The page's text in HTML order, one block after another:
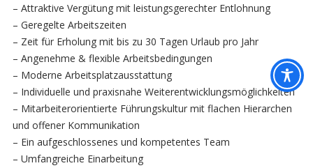
– Attraktive Vergütung mit leistungsgerechter Entlohnung
– Geregelte Arbeitszeiten
– Zeit für Erholung mit bis zu 30 Tagen Urlaub pro Jahr
– Angenehme & flexible Arbeitsbedingungen
– Moderne Arbeitsplatzausstattung
– Individuelle und praxisnahe Weiterentwicklungsmöglichkeiten
– Mitarbeiterorientierte Führungskultur mit flachen Hierarchen
und offener Kommunikation
– Ein aufgeschlossenes und kompetentes Team
– Umfangreiche Einarbeitung